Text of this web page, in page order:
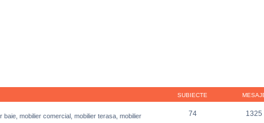
SUBIECTE
baie, mobilier comercial, mobilier terasa, mobilier 74 1325